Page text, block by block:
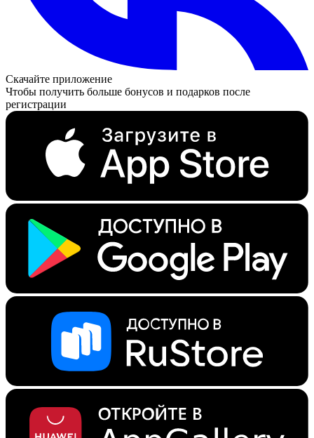
Скачайте приложение
Чтобы получить больше бонусов и подарков после
регистрации